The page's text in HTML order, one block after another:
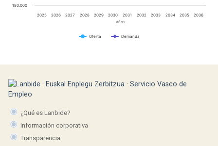
Años
Oferta Demanda
2025 2026 2027 2028 2029 2030 2031 2032 2033 2034 2035 2036
180.000
¿Qué es Lanbide?
Información corporativa
Transparencia